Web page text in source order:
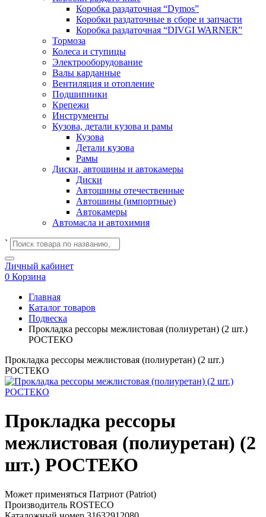
Коробка раздаточная “Dymos”
Коробки раздаточные в сборе и запчасти
Коробка раздаточная “DIVGI WARNER”
Тормоза
Колеса и ступицы
Электрооборудование
Валы карданные
Вентиляция и отопление
Подшипники
Крепежи
Инструменты
Кузова, детали кузова и рамы
Кузова
Детали кузова
Рамы
Диски, автошины и автокамеры
Диски
Автошины отечественные
Автошины (импортные)
Автокамеры
Автомасла и автохимия
`
Личный кабинет
0 Корзина
Главная
Каталог товаров
Подвеска
Прокладка рессоры межлистовая (полиуретан) (2 шт.)
РОСТЕКО
Прокладка рессоры межлистовая (полиуретан) (2 шт.)
РОСТЕКО
Прокладка рессоры
межлистовая (полиуретан) (2
шт.) РОСТЕКО
Может применяться Патриот (Patriot)
Производитель ROSTECO